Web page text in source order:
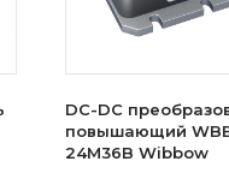
DC-DC
повышающий
24M36B Wibbow